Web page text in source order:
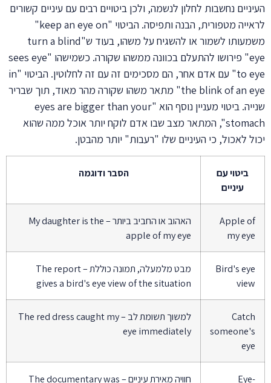
העיניים נחשבות לחלון לנשמה, ולכן ביטויים רבים עם עיניים קשורים
לראייה מטפורית, הבנה ותפיסה. הביטוי "keep an eye on"
משמעותו לשמור או להשגיח על משהו, בעוד ש"turn a blind
eye" פירושו להתעלם בכוונה ממשהו שקורה. כשמישהו "sees eye
to eye" עם אדם אחר, הם מסכימים זה עם זה לחלוטין. הביטוי "in
the blink of an eye" מתאר משהו שקורה מהר מאוד, תוך שבריר
שנייה. ביטוי מעניין נוסף הוא "eyes are bigger than your
stomach", המתאר מצב שבו אדם לוקח יותר אוכל ממה שהוא
יכול לאכול, כי העיניים שלו "רעבות" יותר מהבטן.
ביטוי עם
עיניים
הסבר ודוגמה
Apple of
my eye
האהוב או החביב ביותר – My daughter is the
apple of my eye
Bird's eye
view
מבט מלמעלה, תמונה כוללת – The report
gives a bird's eye view of the situation
Catch
someone's
eye
למשוך תשומת לב – The red dress caught my
eye immediately
Eye- חוויה מאירת עיניים – The documentary was